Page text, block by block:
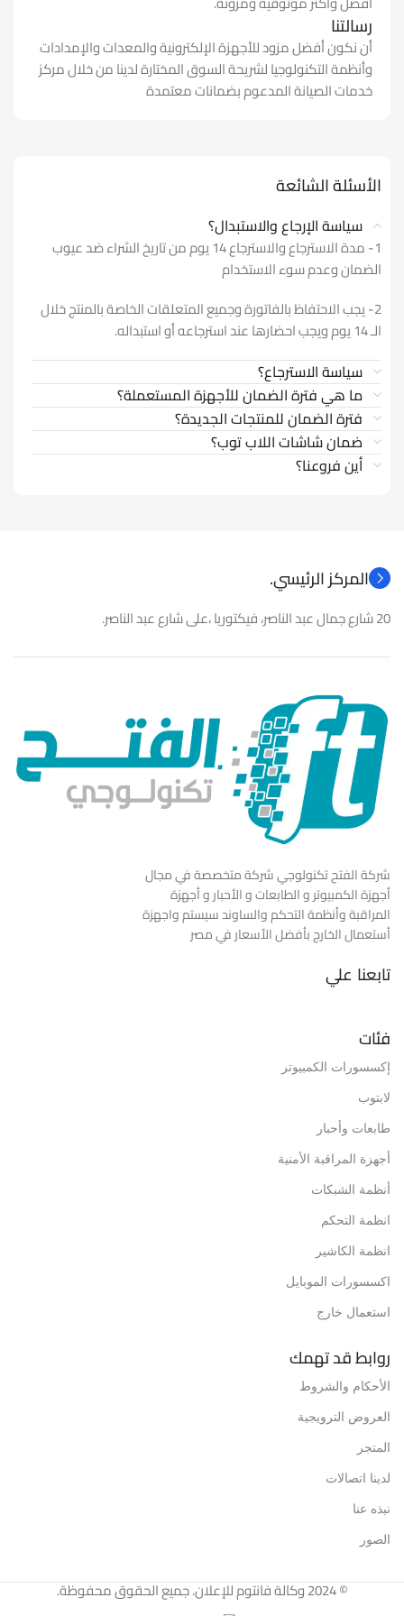
رسالتنا
أن نكون أفضل مزود للأجهزة الإلكترونية والمعدات والإمدادات
وأنظمة التكنولوجيا لشريحة السوق المختارة لدينا من خلال مركز
خدمات الصيانة المدعوم بضمانات معتمدة
الأسئلة الشائعة
سياسة الإرجاع والاستبدال؟
1- مدة الاسترجاع والاسترجاع 14 يوم من تاريخ الشراء ضد عيوب
الضمان وعدم سوء الاستخدام
2- يجب الاحتفاظ بالفاتورة وجميع المتعلقات الخاصة بالمنتج خلال
الـ 14 يوم ويجب احضارها عند استرجاعه أو استبداله.
سياسة الاسترجاع؟
ما هي فترة الضمان للأجهزة المستعملة؟
فترة الضمان للمنتجات الجديدة؟
ضمان شاشات اللاب توب؟
أين فروعنا؟
المركز الرئيسي.
20 شارع جمال عبد الناصر، فيكتوريا ،على شارع عبد الناصر.
شركة الفتح تكنولوجي شركة متخصصة في مجال
أجهزة الكمبيوتر و الطابعات و الأحبار و أجهزة
المراقبة وأنظمة التحكم والساوند سيستم واجهزة
أستعمال الخارج بأفضل الأسعار في مصر
تابعنا علي
فئات
إكسسورات الكمبيوتر
لابتوب
طابعات وأحبار
أجهزة المراقبة الأمنية
أنظمة الشبكات
انظمة التحكم
انظمة الكاشير
اكسسورات الموبايل
استعمال خارج
روابط قد تهمك
الأحكام والشروط
العروض الترويجية
المتجر
لدينا اتصالات
نبذه عنا
الصور
© 2024 وكالة فانتوم للإعلان. جميع الحقوق محفوظة.